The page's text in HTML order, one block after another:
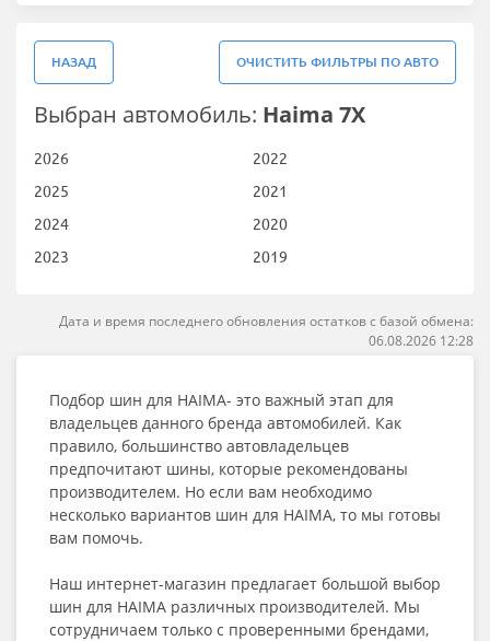
НАЗАД ОЧИСТИТЬ ФИЛЬТРЫ ПО АВТО
Выбран автомобиль: Haima 7X
2026
2025
2024
2023
2022
2021
2020
2019
Дата и время последнего обновления остатков с базой обмена:
06.08.2026 12:28
Подбор шин для HAIMA- это важный этап для
владельцев данного бренда автомобилей. Как
правило, большинство автовладельцев
предпочитают шины, которые рекомендованы
производителем. Но если вам необходимо
несколько вариантов шин для HAIMA, то мы готовы
вам помочь.
Наш интернет-магазин предлагает большой выбор
шин для HAIMA различных производителей. Мы
сотрудничаем только с проверенными брендами,